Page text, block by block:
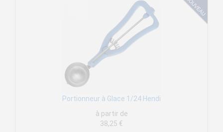
Portionneur à Glace 1/24 Hendi
à partir de
38,25 €